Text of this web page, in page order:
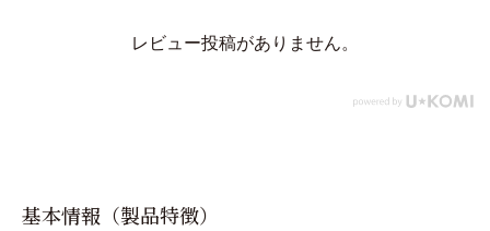
レビュー投稿がありません。
基本情報（製品特徴）